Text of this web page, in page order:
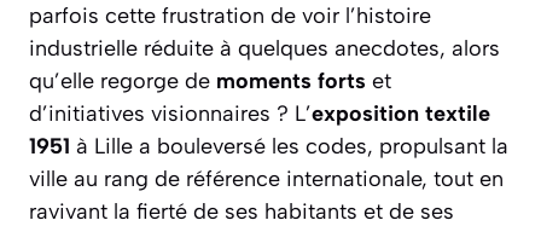
parfois cette frustration de voir l’histoire
industrielle réduite à quelques anecdotes, alors
qu’elle regorge de moments forts et
d’initiatives visionnaires ? L’exposition textile
1951 à Lille a bouleversé les codes, propulsant la
ville au rang de référence internationale, tout en
ravivant la fierté de ses habitants et de ses